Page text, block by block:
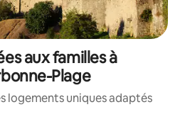
aux familles à
Plage
logements uniques adaptés